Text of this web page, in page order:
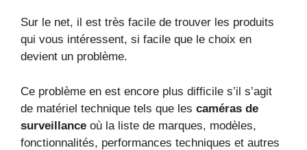
Sur le net, il est très facile de trouver les produits
qui vous intéressent, si facile que le choix en
devient un problème.
Ce problème en est encore plus difficile s’il s’agit
de matériel technique tels que les caméras de
surveillance où la liste de marques, modèles,
fonctionnalités, performances techniques et autres